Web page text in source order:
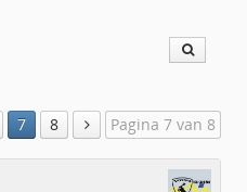
7 8 Pagina 7 van 8